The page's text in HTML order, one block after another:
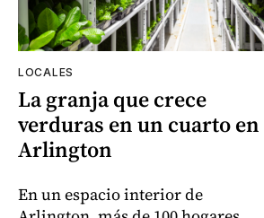
LOCALES
La granja que crece
verduras en un cuarto en
Arlington
En un espacio interior de